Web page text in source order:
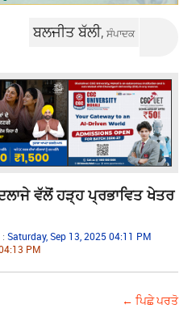
ਬਲਜੀਤ ਬੱਲੀ,ਸੰਪਾਦਕ
ਵੱਲੋਂ ਹੜ੍ਹ ਪ੍ਰਭਾਵਿਤ ਖੇਤਰ
:Saturday, Sep 13, 2025 04:11 PM
PM
← ਪਿਛੇ ਪਰਤੋ